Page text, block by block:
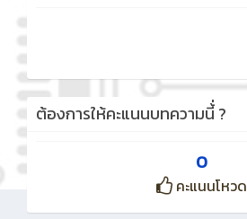
ต้องการให้คะแนนบทความนี้่ ?
0
คะแนนโหวด